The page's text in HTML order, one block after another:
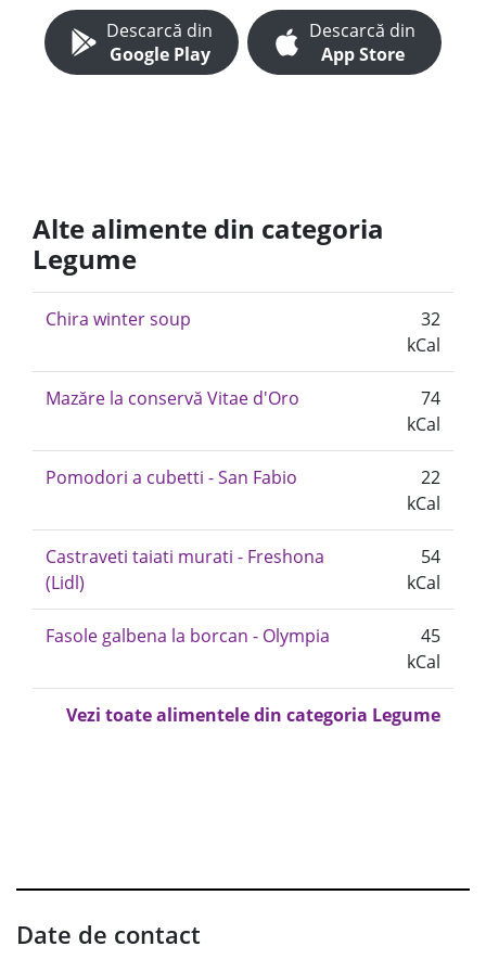
Descarcă din
Google Play
Descarcă din
App Store
Alte alimente din categoria
Legume
Chira winter soup
32
kCal
Mazăre la conservă Vitae d'Oro
74
kCal
Pomodori a cubetti - San Fabio
22
kCal
Castraveti taiati murati - Freshona
(Lidl)
54
kCal
Fasole galbena la borcan - Olympia
45
kCal
Vezi toate alimentele din categoria Legume
Date de contact